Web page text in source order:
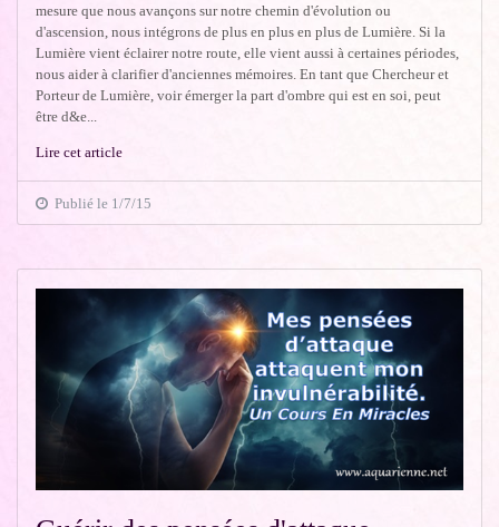
mesure que nous avançons sur notre chemin d'évolution ou
d'ascension, nous intégrons de plus en plus en plus de Lumière. Si la
Lumière vient éclairer notre route, elle vient aussi à certaines périodes,
nous aider à clarifier d'anciennes mémoires. En tant que Chercheur et
Porteur de Lumière, voir émerger la part d'ombre qui est en soi, peut
être d&e...
Lire cet article
Publié le 1/7/15